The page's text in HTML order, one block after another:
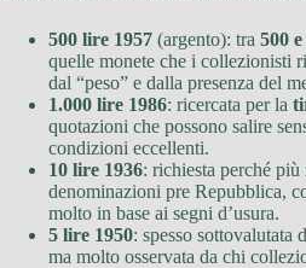
500 lire 1957 (argento): tra 500
quelle monete che i collezionisti
dal “peso” e dalla presenza del
1.000 lire 1986: ricercata per la
quotazioni che possono salire
condizioni eccellenti.
10 lire 1936: richiesta perché
denominazioni pre Repubblica,
molto in base ai segni d’usura.
5 lire 1950: spesso sottovalutata
ma molto osservata da chi